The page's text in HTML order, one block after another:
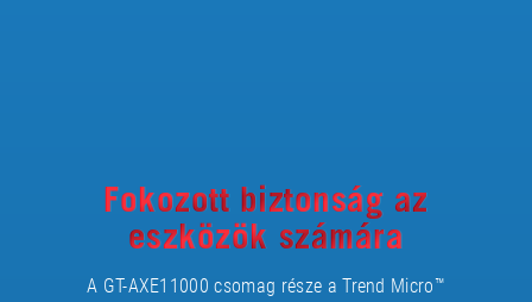
Fokozott biztonság az
eszközök számára
A GT-AXE11000 csomag része a Trend Micro™